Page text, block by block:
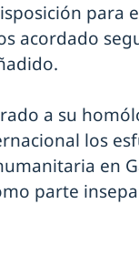
para
acordado
a su
los
en
parte